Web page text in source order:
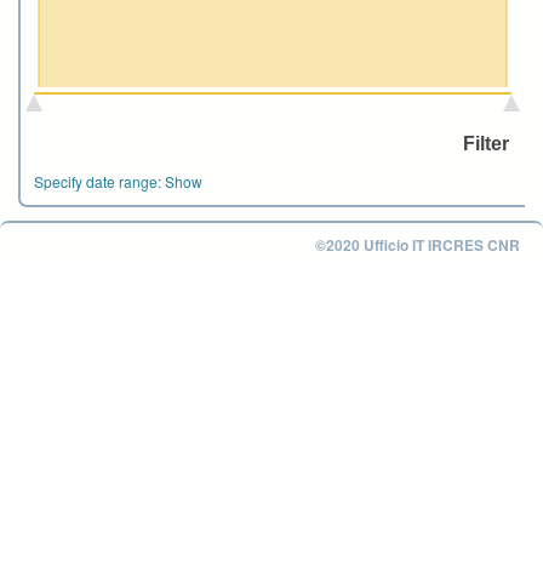
Specify date range:Show
©2020 Ufficio IT IRCRES CNR